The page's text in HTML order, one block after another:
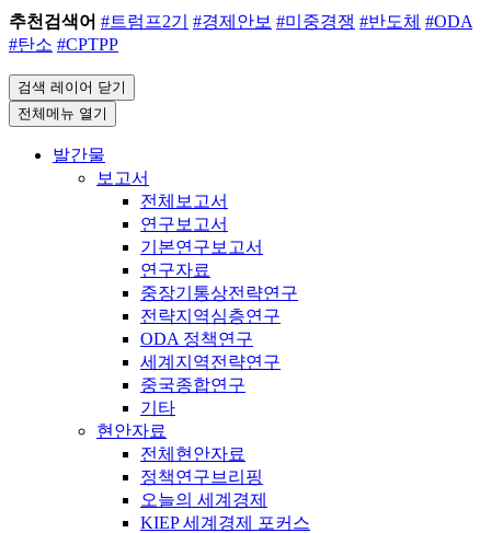
추천검색어 #트럼프2기 #경제안보 #미중경쟁 #반도체 #ODA
#탄소 #CPTPP
검색 레이어 닫기
전체메뉴 열기
발간물
보고서
전체보고서
연구보고서
기본연구보고서
연구자료
중장기통상전략연구
전략지역심층연구
ODA 정책연구
세계지역전략연구
중국종합연구
기타
현안자료
전체현안자료
정책연구브리핑
오늘의 세계경제
KIEP 세계경제 포커스